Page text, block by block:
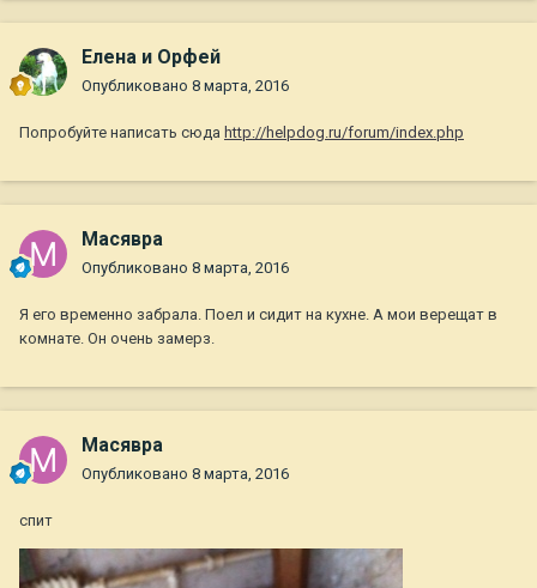
Елена и Орфей
Опубликовано 8 марта, 2016
Попробуйте написать сюда http://helpdog.ru/forum/index.php
Масявра
Опубликовано 8 марта, 2016
Я его временно забрала. Поел и сидит на кухне. А мои верещат в
комнате. Он очень замерз.
Масявра
Опубликовано 8 марта, 2016
спит